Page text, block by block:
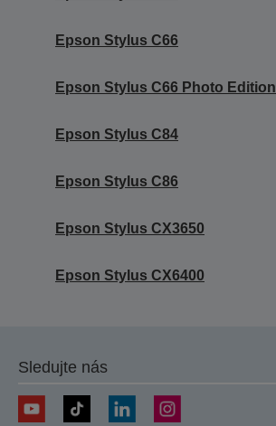
Epson Stylus C66
Epson Stylus C66 Photo Edition
Epson Stylus C84
Epson Stylus C86
Epson Stylus CX3650
Epson Stylus CX6400
Sledujte nás